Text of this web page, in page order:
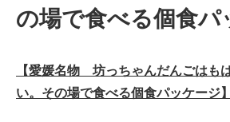
の場で食べる個食パ
【愛媛名物 坊っちゃんだんごはも
い。その場で食べる個食パッケージ】